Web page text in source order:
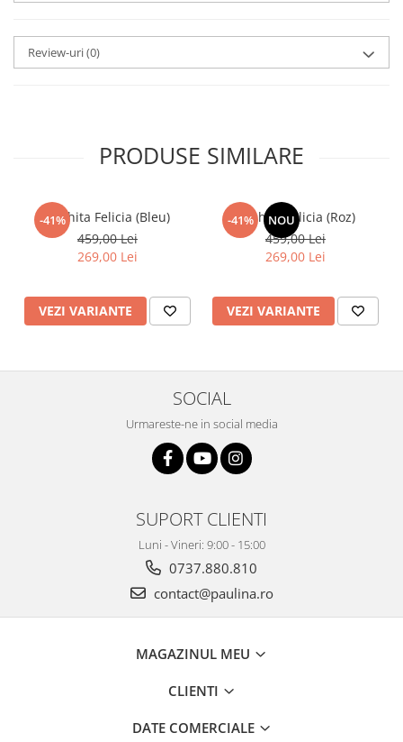
Review-uri(0)
PRODUSE SIMILARE
-41%
Rochita Felicia (Bleu)
459,00 Lei
269,00 Lei
VEZI VARIANTE
-41% NOU
Rochita Felicia (Roz)
459,00 Lei
269,00 Lei
VEZI VARIANTE
SOCIAL
Urmareste-ne in social media
SUPORT CLIENTI
Luni - Vineri: 9:00 - 15:00
0737.880.810
contact@paulina.ro
MAGAZINUL MEU
CLIENTI
DATE COMERCIALE